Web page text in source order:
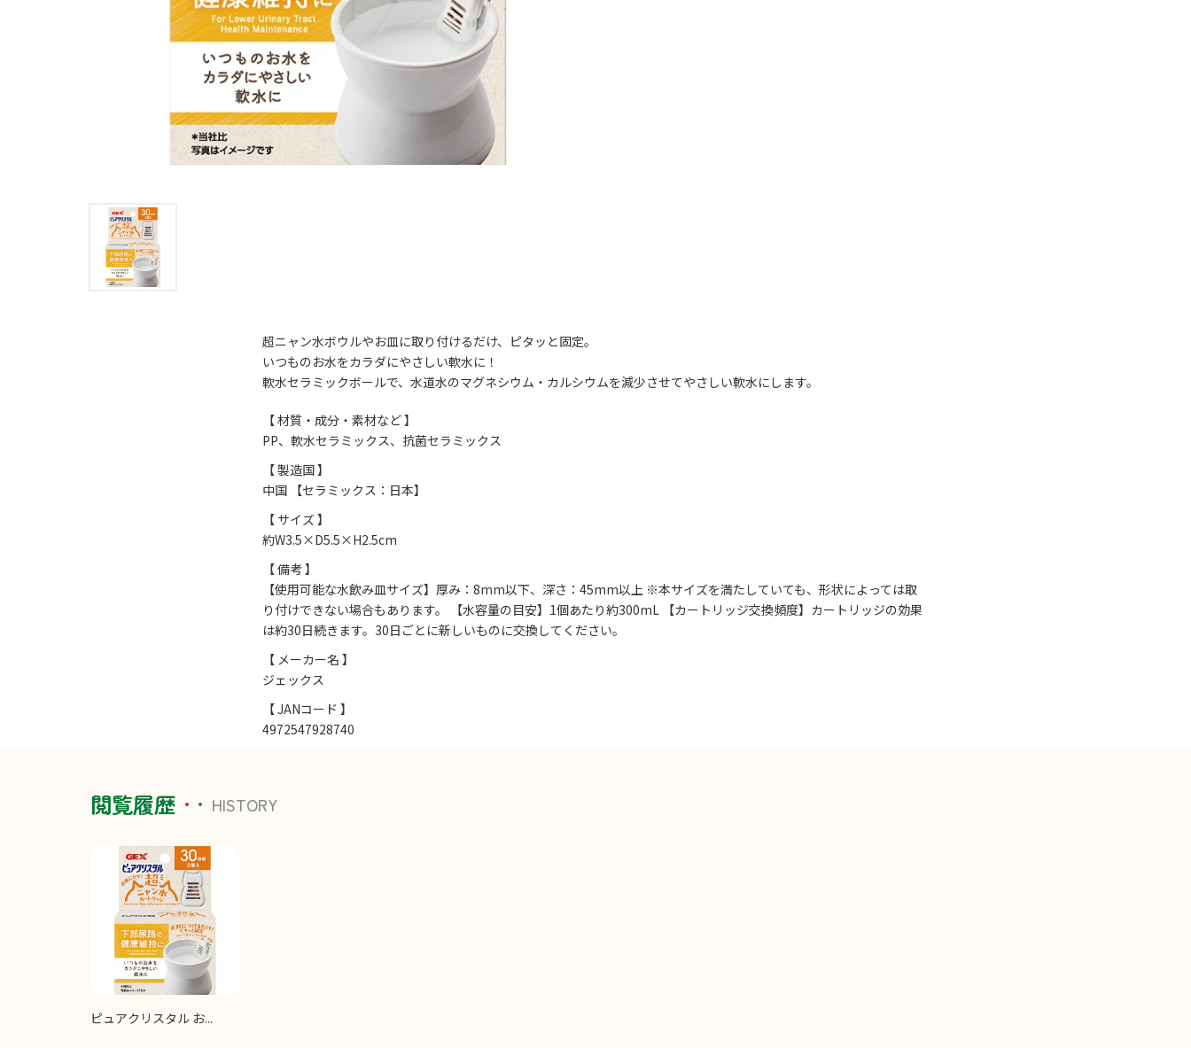
超ニャン水ボウルやお皿に取り付けるだけ、ピタッと固定。
いつものお水をカラダにやさしい軟水に！
軟水セラミックボールで、水道水のマグネシウム・カルシウムを減少させてやさしい軟水にします。
【 材質・成分・素材など 】
PP、軟水セラミックス、抗菌セラミックス
【 製造国 】
中国 【セラミックス：日本】
【 サイズ 】
約W3.5×D5.5×H2.5cm
【 備考 】
【使用可能な水飲み皿サイズ】厚み：8mm以下、深さ：45mm以上 ※本サイズを満たしていても、形状によっては取
り付けできない場合もあります。 【水容量の目安】1個あたり約300mL 【カートリッジ交換頻度】カートリッジの効果
は約30日続きます。30日ごとに新しいものに交換してください。
【 メーカー名 】
ジェックス
【 JANコード 】
4972547928740
閲覧履歴 HISTORY
ピュアクリスタル お...